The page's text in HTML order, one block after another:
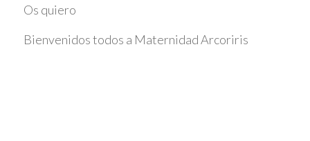
Os quiero
Bienvenidos todos a Maternidad Arcoriris